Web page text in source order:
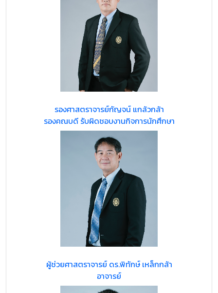
รองศาสตราจารย์กัญจน์ แกล้วกล้า
รองคณบดี รับผิดชอบงานกิจการนักศึกษา
ผู้ช่วยศาสตราจารย์ ดร.พิทักษ์ เหล็กกล้า
อาจารย์